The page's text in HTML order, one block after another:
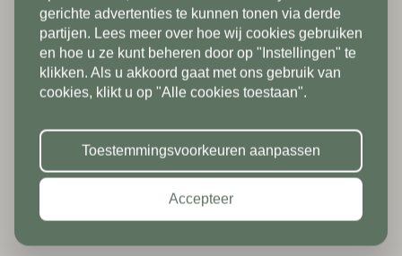
Anti-worteldoek
Beschikbaar in
binnen 3 werkdagen
vanaf
Land*
Postcode*
vakantiesluiting zijn wij vanaf 1/8
tot en met 9/8 gesloten. Vanaf
10/8 zien we jullie graag weer bij
ons in de showroom. Fijne
vakantie!
gerichte advertenties te kunnen tonen via derde
partijen. Lees meer over hoe wij cookies gebruiken
en hoe u ze kunt beheren door op "Instellingen" te
klikken. Als u akkoord gaat met ons gebruik van
cookies, klikt u op "Alle cookies toestaan".
Toestemmingsvoorkeuren aanpassen
Accepteer